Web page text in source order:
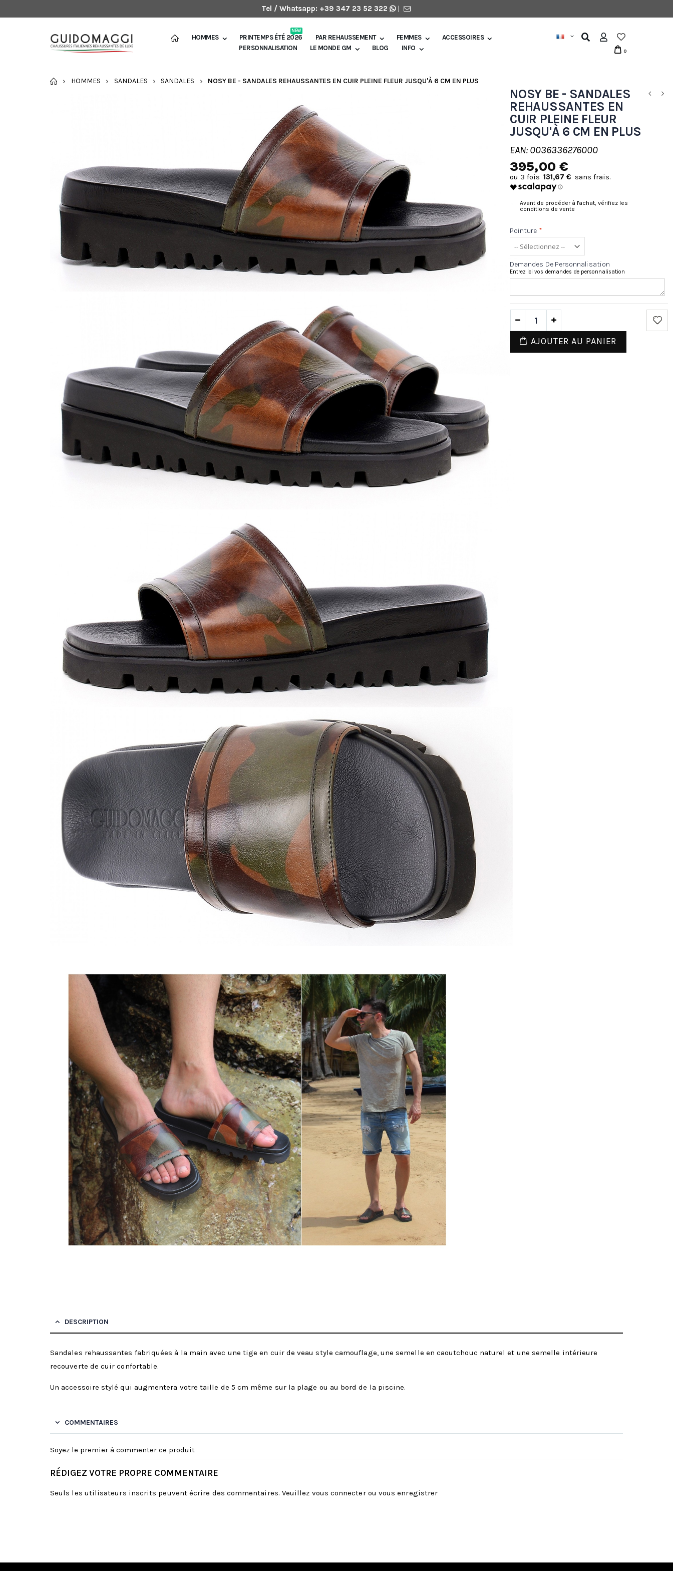
Tel / Whatsapp: +39 347 23 52 322 |
HOMMES PRINTEMPS ÉTÉ 2026
NEW
PAR REHAUSSEMENT FEMMES
ACCESSOIRES
PERSONNALISATION
LE MONDE GM BLOG INFO 0
ACCUEIL
HOMMES SANDALES SANDALES NOSY BE - SANDALES REHAUSSANTES EN CUIR PLEINE FLEUR JUSQU'À 6 CM EN PLUS
NOSY BE - SANDALES
REHAUSSANTES EN
CUIR PLEINE FLEUR
JUSQU'À 6 CM EN PLUS
EAN: 0036336276000
395,00 €
131,67 €
Avant de procéder à l'achat, vérifiez les
conditions de vente
Pointure *
Demandes De Personnalisation
Entrez ici vos demandes de personnalisation
AJOUTER AU PANIER
DESCRIPTION
Sandales rehaussantes fabriquées à la main avec une tige en cuir de veau style camouflage, une semelle en caoutchouc naturel et une semelle intérieure
recouverte de cuir confortable.
Un accessoire stylé qui augmentera votre taille de 5 cm même sur la plage ou au bord de la piscine.
COMMENTAIRES
Soyez le premier à commenter ce produit
RÉDIGEZ VOTRE PROPRE COMMENTAIRE
Seuls les utilisateurs inscrits peuvent écrire des commentaires. Veuillez vous connecterou vous enregistrer